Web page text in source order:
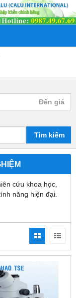
Tìm kiếm
cứu khoa học,
năng hiện đại.